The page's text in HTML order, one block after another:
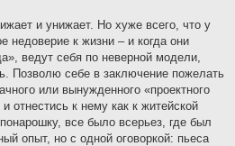
и унижает. Но хуже всего, что у
недоверие к жизни – и когда они
ведут себя по неверной модели,
Позволю себе в заключение пожелать
или вынужденного «проектного
отнестись к нему как к житейской
все было всерьез, где был
опыт, но с одной оговоркой: пьеса